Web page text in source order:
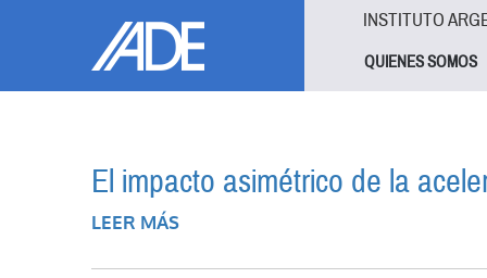
INSTITUTO
QUIENES SOMOS
El impacto asimétrico de la
LEER MÁS